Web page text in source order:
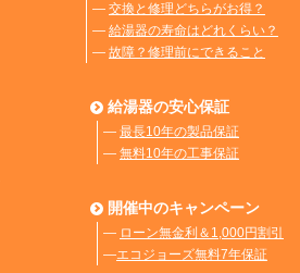
― 交換と修理どちらがお得？
― 給湯器の寿命はどれくらい？
― 故障？修理前にできること
給湯器の安心保証
― 最長10年の製品保証
― 無料10年の工事保証
開催中のキャンペーン
― ローン無金利＆1,000円割引
―エコジョーズ無料7年保証